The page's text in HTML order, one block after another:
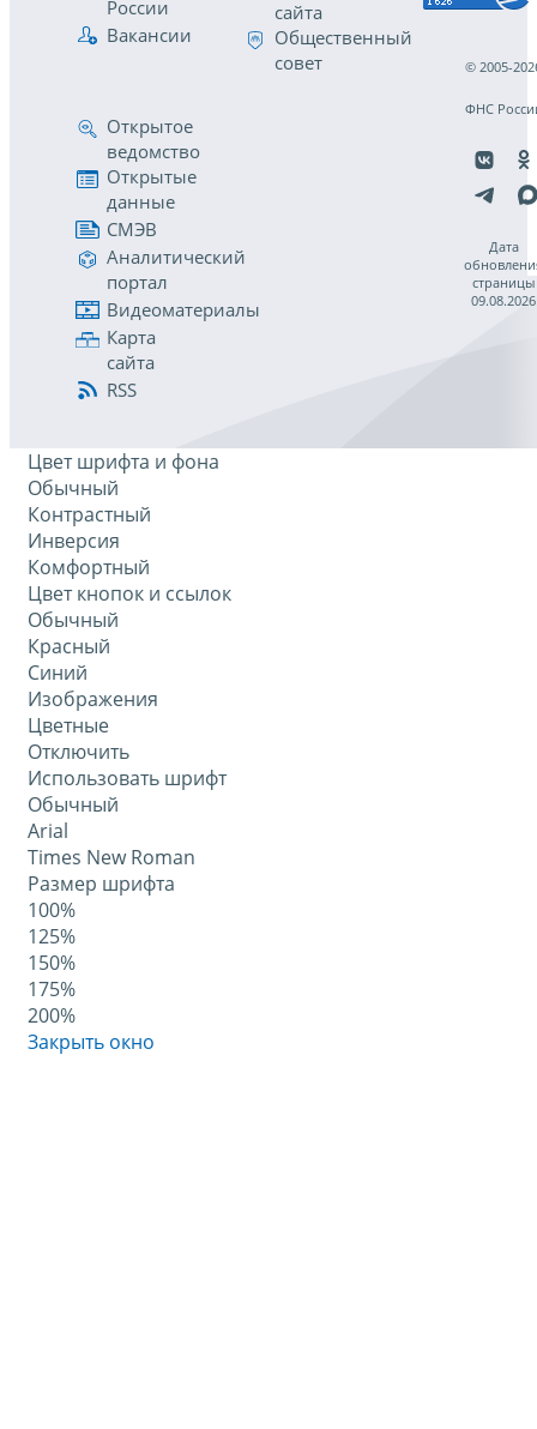
России
Вакансии
сайта
Общественный
совет
Открытое
ведомство
Открытые
данные
СМЭВ
Аналитический
портал
Видеоматериалы
Карта
сайта
RSS
© 2005-
ФНС
Дата
страницы
09.08.2026
Цвет шрифта и фона
Обычный
Контрастный
Инверсия
Комфортный
Цвет кнопок и ссылок
Обычный
Красный
Синий
Изображения
Цветные
Отключить
Использовать шрифт
Обычный
Arial
Times New Roman
Размер шрифта
100%
125%
150%
175%
200%
Закрыть окно